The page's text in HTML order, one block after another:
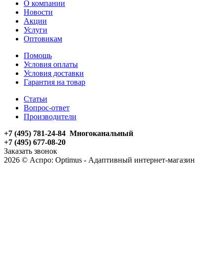
О компании
Новости
Акции
Услуги
Оптовикам
Помощь
Условия оплаты
Условия доставки
Гарантия на товар
Статьи
Вопрос-ответ
Производители
+7 (495) 781-24-84 Многоканальный
+7 (495) 677-08-20
Заказать звонок
2026 © Аспро: Optimus - Адаптивный интернет-магазин